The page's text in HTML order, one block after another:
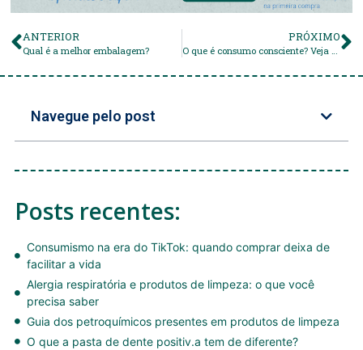
ANTERIOR
Qual é a melhor embalagem?
PRÓXIMO
Navegue pelo post
Posts recentes:
Consumismo na era do TikTok: quando comprar deixa de
facilitar a vida
Alergia respiratória e produtos de limpeza: o que você
precisa saber
Guia dos petroquímicos presentes em produtos de limpeza
O que a pasta de dente positiv.a tem de diferente?